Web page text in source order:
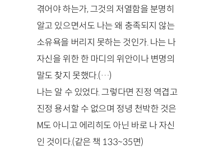
겪어야 하는가, 그것의 저열함을 분명히
알고 있으면서도 나는 왜 충족되지 않는
소유욕을 버리지 못하는 것인가. 나는 나
자신을 위한 한 마디의 위안이나 변명의
말도 찾지 못했다.(…)
나는 알 수 있었다. 그렇다면 진정 역겹고
진정 용서할 수 없으며 정녕 천박한 것은
M도 아니고 에리히도 아닌 바로 나 자신
인 것이다.(같은 책 133~35면)